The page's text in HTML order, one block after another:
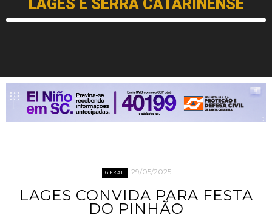
LAGES E SERRA CATARINENSE
GERAL 29/05/2025
LAGES CONVIDA PARA FESTA
DO PINHÃO